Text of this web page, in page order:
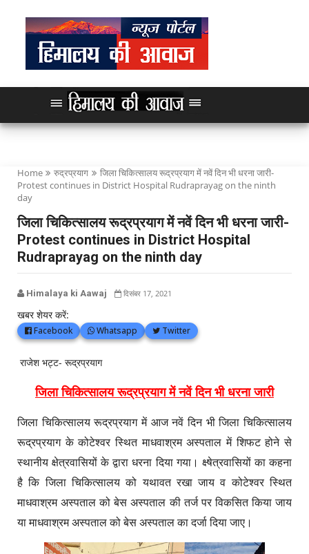
Home रुद्रप्रयाग
जिला चिकित्सालय रूद्रप्रयाग में नवें दिन भी धरना जारी-
Protest continues in District Hospital Rudraprayag on the ninth
day
जिला चिकित्सालय रूद्रप्रयाग में नवें दिन भी धरना जारी-
Protest continues in District Hospital
Rudraprayag on the ninth day
Himalaya ki Aawaj दिसंबर 17, 2021
खबर शेयर करें:
Facebook Whatsapp Twitter
राजेश भट्ट- रूद्रप्रयाग
जिला चिकित्सालय रूद्रप्रयाग में नवें दिन भी धरना जारी
जिला चिकित्सालय रूद्रप्रयाग में आज नवें दिन भी जिला चिकित्सालय
रूद्रप्रयाग के कोटेश्वर स्थित माधवाश्रम अस्पताल में शिफट होने से
स्थानीय क्षेत्रवासियों के द्वारा धरना दिया गया। क्ष्षेत्रवासियों का कहना
है कि जिला चिकित्सालय को यथावत रखा जाय व कोटेश्वर स्थित
माधवाश्रम अस्पताल को बेस अस्पताल की तर्ज पर विकसित किया जाय
या माधवाश्रम अस्पताल को बेस अस्पताल का दर्जा दिया जाए।